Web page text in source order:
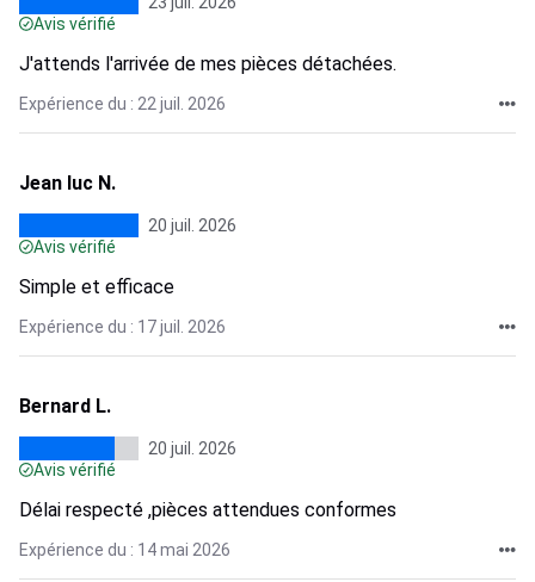
Avis vérifié
J'attends l'arrivée de mes pièces détachées.
Expérience du : 22 juil. 2026
Jean luc N.
20 juil. 2026
Avis vérifié
Simple et efficace
Expérience du : 17 juil. 2026
Bernard L.
20 juil. 2026
Avis vérifié
Délai respecté ,pièces attendues conformes
Expérience du : 14 mai 2026